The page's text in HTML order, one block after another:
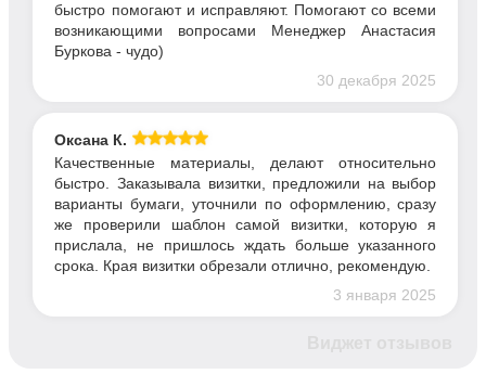
быстро помогают и исправляют. Помогают со всеми
возникающими вопросами Менеджер Анастасия
Буркова - чудо)
30 декабря 2025
Оксана К.
Качественные материалы, делают относительно
быстро. Заказывала визитки, предложили на выбор
варианты бумаги, уточнили по оформлению, сразу
же проверили шаблон самой визитки, которую я
прислала, не пришлось ждать больше указанного
срока. Края визитки обрезали отлично, рекомендую.
3 января 2025